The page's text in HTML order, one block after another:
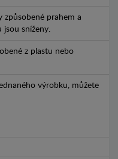
způsobené prahem a
sníženy.
z plastu nebo
výrobku, můžete